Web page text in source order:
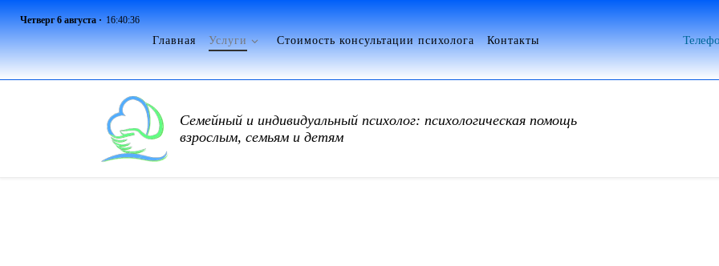
Перейти к содержимому
Четверг 6 августа · 16:40:37
Главная Услуги Стоимость консультации психолога Контакты
Семейный и индивидуальный психолог: психологическая помощь
взрослым, семьям и детям